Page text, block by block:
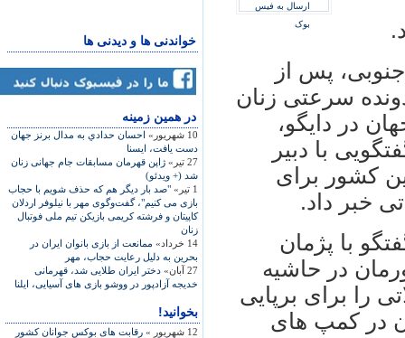
خواندنی ها و دیدنی ها
در همين زمينه
10 شهریور»
احسان حدادي به مدال برنز جهان
دست يافت، ایسنا
27 تیر»
ژاپن قهرمان مسابقات جام جهانی زنان
شد (+ ویدئو)
1 تیر»
"صد بار ديگر هم که حذف شويم با حجاب
بازی می کنيم"، گفت‌وگوی مهر با نيلوفر اردلان
کاپيتان و فرشته کريمی بازيکن تيم ملی فوتبال
زنان
14 خرداد»
ممانعت از بازی بانوان ايران در
بحرين به دليل رعايت حجاب، مهر
27 آبان»
دختر ايران طلايی شد، قهرمانی
خديجه آزادپور در ووشو بازی های آسيايی، ايلنا
بخوانید!
12 شهریور »
رقابت های بوکس جوانان کشور
ارسال به فیس
بوک
پس از
سرعتی زنان
در دایگو،
با دبیر
کشور برای
خبر داد.
با پژمان
در حاشیه
را برای برپایی
در کمپ های